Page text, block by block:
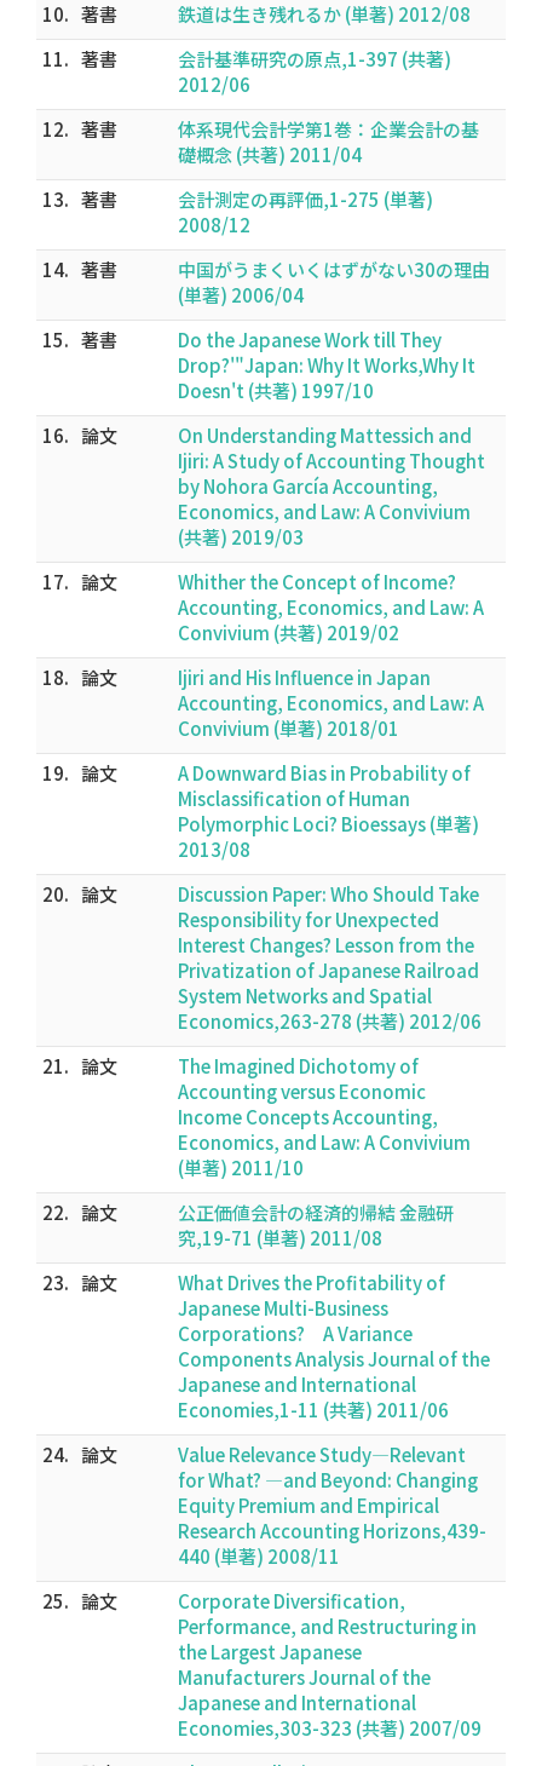
10. 著書
鉄道は生き残れるか (単著) 2012/08
11. 著書
会計基準研究の原点,1-397 (共著)
2012/06
12. 著書
体系現代会計学第1巻：企業会計の基
礎概念 (共著) 2011/04
13. 著書
会計測定の再評価,1-275 (単著)
2008/12
14. 著書
中国がうまくいくはずがない30の理由
(単著) 2006/04
15. 著書
Do the Japanese Work till They
Drop?'"Japan: Why It Works,Why It
Doesn't (共著) 1997/10
16. 論文
On Understanding Mattessich and
Ijiri: A Study of Accounting Thought
by Nohora García Accounting,
Economics, and Law: A Convivium
(共著) 2019/03
17. 論文
Whither the Concept of Income?
Accounting, Economics, and Law: A
Convivium (共著) 2019/02
18. 論文
Ijiri and His Influence in Japan
Accounting, Economics, and Law: A
Convivium (単著) 2018/01
19. 論文
A Downward Bias in Probability of
Misclassification of Human
Polymorphic Loci? Bioessays (単著)
2013/08
20. 論文
Discussion Paper: Who Should Take
Responsibility for Unexpected
Interest Changes? Lesson from the
Privatization of Japanese Railroad
System Networks and Spatial
Economics,263-278 (共著) 2012/06
21. 論文
The Imagined Dichotomy of
Accounting versus Economic
Income Concepts Accounting,
Economics, and Law: A Convivium
(単著) 2011/10
22. 論文
公正価値会計の経済的帰結 金融研
究,19-71 (単著) 2011/08
23. 論文
What Drives the Profitability of
Japanese Multi-Business
Corporations? A Variance
Components Analysis Journal of the
Japanese and International
Economies,1-11 (共著) 2011/06
24. 論文
Value Relevance Study―Relevant
for What? ―and Beyond: Changing
Equity Premium and Empirical
Research Accounting Horizons,439-
440 (単著) 2008/11
25. 論文
Corporate Diversification,
Performance, and Restructuring in
the Largest Japanese
Manufacturers Journal of the
Japanese and International
Economies,303-323 (共著) 2007/09